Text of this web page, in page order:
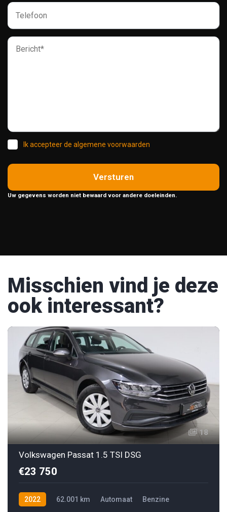
Ik accepteer de algemene voorwaarden
Versturen
Uw gegevens worden niet bewaard voor andere doeleinden.
Misschien vind je deze
ook interessant?
18
Volkswagen Passat 1.5 TSI DSG
€23 750
2022 62.001 km Automaat Benzine